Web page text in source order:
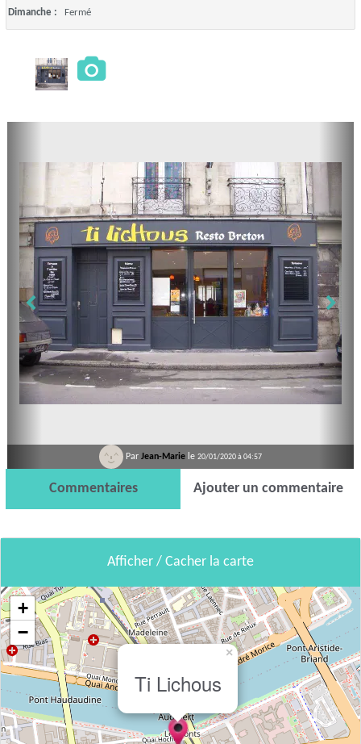
Dimanche : Fermé
Par Jean-Marie le 20/01/2020 à 04:57
Commentaires Ajouter un commentaire
Afficher / Cacher la carte
Ti Lichous
×
+
−